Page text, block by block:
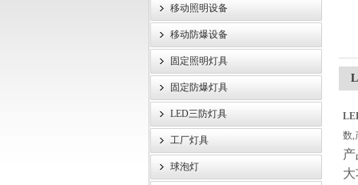
浙江旗本电气有限公司
移动照明设备
移动防爆设备
固定照明灯具
固定防爆灯具
LED三防灯具
工厂灯具
球泡灯
数,